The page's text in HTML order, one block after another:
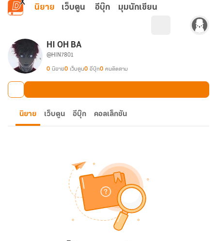
ข้ามไปยังเนื้อหาหลัก
นิยาย เว็บตูน อีบุ๊ก มุมนักเขียน
HI OH BA
@HIN7801
0 นิยาย0 เว็บตูน0 อีบุ๊ก0 คนติดตาม
นิยาย เว็บตูน อีบุ๊ก คอลเล็กชัน